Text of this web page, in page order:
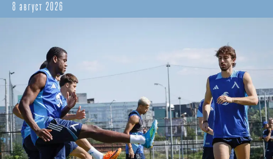
8 август 2026